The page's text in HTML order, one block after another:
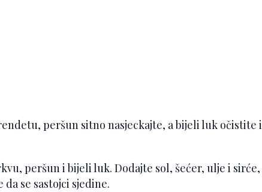
peršun sitno nasjeckajte, a bijeli luk očistite i
peršun i bijeli luk. Dodajte sol, šećer, ulje i sirće,
se sastojci sjedine.